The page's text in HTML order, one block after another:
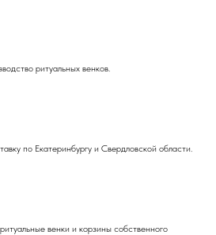
ритуальных венков.
по Екатеринбургу и Свердловской области.
венки и корзины собственного